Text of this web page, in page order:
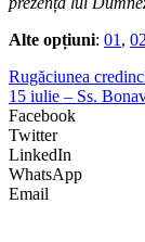
Alte opțiuni: 01 , 02
Rugăciunea
15 iulie – Ss.
Facebook
Twitter
LinkedIn
WhatsApp
Email